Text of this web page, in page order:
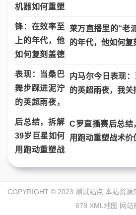
莱万直播里的“老
的年代，他如何复
内马尔今日表现
的英超雨夜，我关
C罗直播赛后总结
用跑动重塑战术价
COPYRIGHT © 2023 测试站点 本站资源
678 XML地图 网站